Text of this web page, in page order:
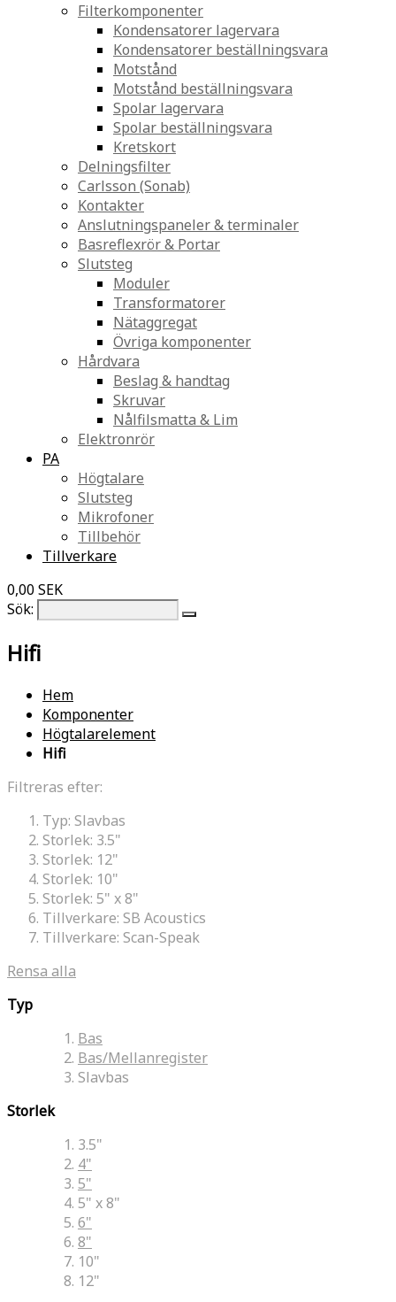
Filterkomponenter
Kondensatorer lagervara
Kondensatorer beställningsvara
Motstånd
Motstånd beställningsvara
Spolar lagervara
Spolar beställningsvara
Kretskort
Delningsfilter
Carlsson (Sonab)
Kontakter
Anslutningspaneler & terminaler
Basreflexrör & Portar
Slutsteg
Moduler
Transformatorer
Nätaggregat
Övriga komponenter
Hårdvara
Beslag & handtag
Skruvar
Nålfilsmatta & Lim
Elektronrör
PA
Högtalare
Slutsteg
Mikrofoner
Tillbehör
Tillverkare
0,00 SEK
Sök:
Hifi
Hem
Komponenter
Högtalarelement
Hifi
Filtreras efter:
Typ: Slavbas
Storlek: 3.5"
Storlek: 12"
Storlek: 10"
Storlek: 5" x 8"
Tillverkare: SB Acoustics
Tillverkare: Scan-Speak
Rensa alla
Typ
Bas
Bas/Mellanregister
Slavbas
Storlek
3.5"
4"
5"
5" x 8"
6"
8"
10"
12"